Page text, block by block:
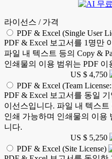
라이선스 / 가격
PDF & Excel (Single User
PDF & Excel 보고서를 1명만
파일 내 텍스트 등의 Copy &
인쇄물의 이용 범위는 PDF 이
US $ 4,750
PDF & Excel (Team
PDF & Excel 보고서를 동일
이선스입니다. 파일 내 텍스트
인쇄 가능하며 인쇄물의 이용
니다.
US $ 5,250
PDF & Excel (Site License)